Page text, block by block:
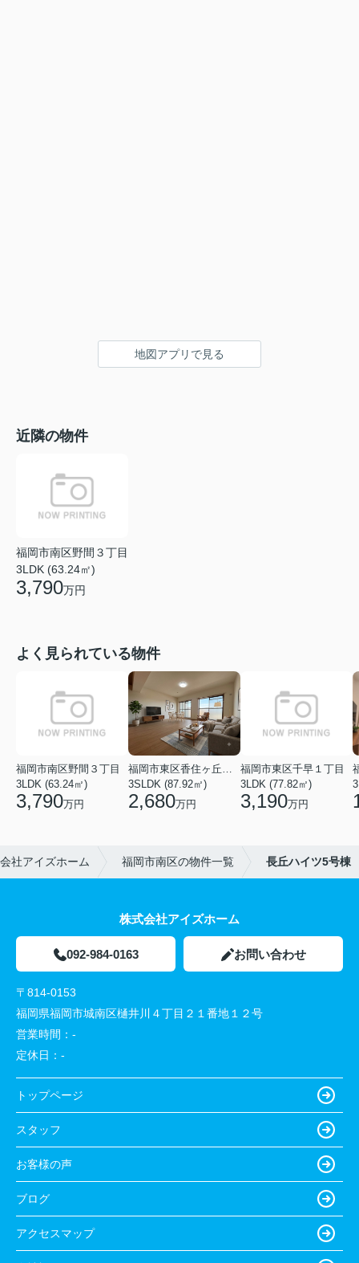
地図アプリで見る
近隣の物件
福岡市南区野間３丁目
3LDK (63.24㎡)
3,790万円
よく見られている物件
福岡市南区野間３丁目
3LDK (63.24㎡)
3,790万円
福岡市東区香住ヶ丘５丁目
3SLDK (87.92㎡)
2,680万円
福岡市東区千早１丁目
3LDK (77.82㎡)
3,190万円
社アイズホーム 福岡市南区の物件一覧 長丘ハイツ5号棟
株式会社アイズホーム
092-984-0163 お問い合わせ
〒814-0153
福岡県福岡市城南区樋井川４丁目２１番地１２号
営業時間： -
定休日： -
トップページ
スタッフ
お客様の声
ブログ
アクセスマップ